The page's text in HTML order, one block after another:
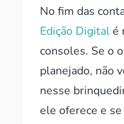
No fim das
Edição Digitalé
consoles. Se o
planejado, não
nesse
ele oferece e